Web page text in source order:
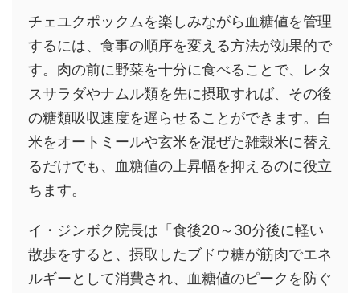
チェユクポックムを楽しみながら血糖値を管理
するには、食事の順序を変える方法が効果的で
す。肉の前に野菜を十分に食べることで、レタ
スサラダやナムル類を先に摂取すれば、その後
の糖類吸収速度を遅らせることができます。白
米をオートミールや玄米を混ぜた雑穀米に替え
るだけでも、血糖値の上昇幅を抑えるのに役立
ちます。
イ・ジンボク院長は「食後20～30分後に軽い
散歩をすると、摂取したブドウ糖が筋肉でエネ
ルギーとして消費され、血糖値のピークを防ぐ